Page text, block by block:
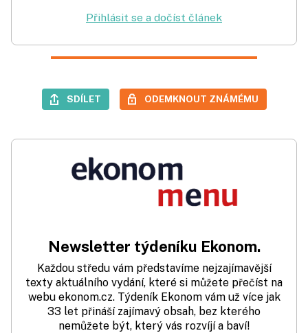
Přihlásit se a dočíst článek
SDÍLET ODEMKNOUT ZNÁMÉMU
Newsletter týdeníku Ekonom.
Každou středu vám představíme nejzajímavější
texty aktuálního vydání, které si můžete přečíst na
webu ekonom.cz. Týdeník Ekonom vám už více jak
33 let přináší zajímavý obsah, bez kterého
nemůžete být, který vás rozvíjí a baví!